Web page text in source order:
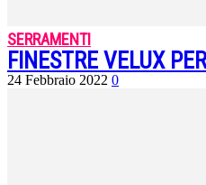
SERRAMENTI
FINESTRE VELUX
24 Febbraio 2022 0